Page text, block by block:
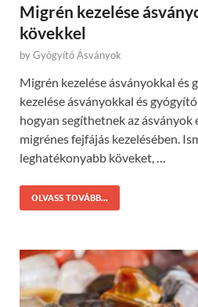
Migrén kezelése
kövekkel
byGyógyító Ásványok
Migrén kezelése ásványokkal és
kezelése ásványokkal és
hogyan segíthetnek az ásványok
migrénes fejfájás kezelésében.
leghatékonyabb köveket, …
OLVASS TOVÁBB...